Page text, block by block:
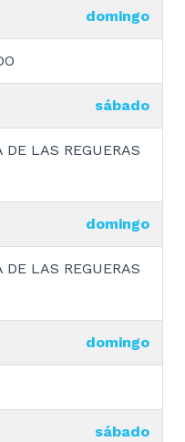
domingo
sábado
LAS REGUERAS
domingo
LAS REGUERAS
domingo
sábado